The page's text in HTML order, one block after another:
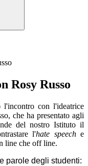
Rosy Russo
con l'ideatrice
che ha presentato agli
del nostro Istituto il
l'hate speeche
line che off line.
parole degli studenti: